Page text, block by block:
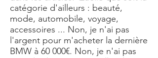
catégorie d'ailleurs : beauté,
mode, automobile, voyage,
accessoires ... Non, je n'ai pas
l'argent pour m'acheter la dernière
BMW à 60 000€. Non, je n'ai pas